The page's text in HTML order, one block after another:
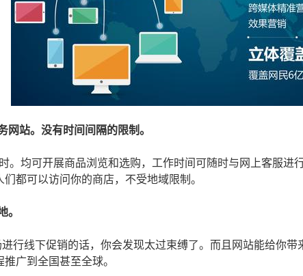
网站。没有时间间隔的限制。
。均可开展商品浏览和选购，工作时间可随时与网上客服进
都可以访问你的商店，不受地域限制。
。
行线下促销的话，你会发现太过束缚了。而且网站能给你
广到全国甚至全球。